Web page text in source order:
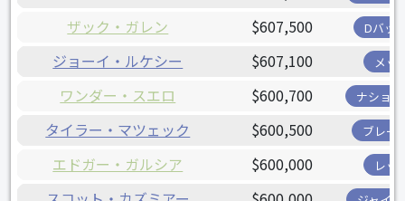
ザック・ガレン $607,500 Dバッ
ジョーイ・ルケシー $607,100 メッ
ワンダー・スエロ $600,700 ナショ
タイラー・マツェック $600,500 ブレー
エドガー・ガルシア $600,000 レッ